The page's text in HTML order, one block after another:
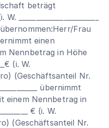
beträgt
W. _______________________
Frau
übernimmt einen
Nennbetrag in Höhe
(i. W.
Euro) (Geschäftsanteil Nr.
übernimmt
einem Nennbetrag in
€ (i. W.
(Geschäftsanteil Nr.